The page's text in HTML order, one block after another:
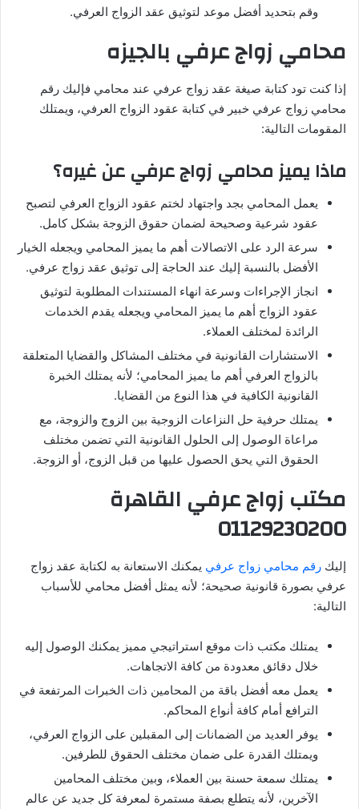
وقم بتحديد أفضل موعد لتوثيق عقد الزواج العرفي.
محامي زواج عرفي بالجيزه
إذا كنت تود كتابة صيغة عقد زواج عرفي عند محامي فإليك رقم
محامي زواج عرفي خبير في كتابة عقود الزواج العرفي، ويمتلك
المقومات التالية:
ماذا يميز محامي زواج عرفي عن غيره؟
يعمل المحامي بجد واجتهاد لختم عقود الزواج العرفي لتصبح
عقود شرعية وصحيحة لضمان حقوق الزوجة بشكل كامل.
سرعة الرد على الاتصالات أهم ما يميز المحامي ويجعله الخيار
الأفضل بالنسبة إليك عند الحاجة إلى توثيق عقد زواج عرفي.
انجاز الإجراءات وسرعة انهاء المستندات المطلوبة لتوثيق
عقود الزواج أهم ما يميز المحامي ويجعله يقدم الخدمات
الرائدة لمختلف العملاء.
الاستشارات القانونية في مختلف المشاكل والقضايا المتعلقة
بالزواج العرفي أهم ما يميز المحامي؛ لأنه يمتلك الخبرة
القانونية الكافية في هذا النوع من القضايا.
يمتلك حرفية حل النزاعات الزوجية بين الزوج والزوجة، مع
مراعاة الوصول إلى الحلول القانونية التي تضمن مختلف
الحقوق التي يحق الحصول عليها من قبل الزوج، أو الزوجة.
مكتب زواج عرفي القاهرة
01129230200
إليك رقم محامي زواج عرفي يمكنك الاستعانة به لكتابة عقد زواج
عرفي بصورة قانونية صحيحة؛ لأنه يمثل أفضل محامي للأسباب
التالية:
يمتلك مكتب ذات موقع استراتيجي مميز يمكنك الوصول إليه
خلال دقائق معدودة من كافة الاتجاهات.
يعمل معه أفضل باقة من المحامين ذات الخبرات المرتفعة في
الترافع أمام كافة أنواع المحاكم.
يوفر العديد من الضمانات إلى المقبلين على الزواج العرفي،
ويمتلك القدرة على ضمان مختلف الحقوق للطرفين.
يمتلك سمعة حسنة بين العملاء، وبين مختلف المحامين
الآخرين، لأنه يتطلع بصفة مستمرة لمعرفة كل جديد عن عالم